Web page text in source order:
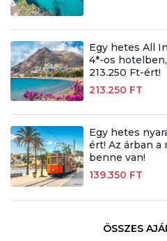
Egy hetes All
4*-os
213.250 Ft-ért!
213.250 FT
Egy hetes
ért! Az árban a
benne van!
139.350 FT
ÖSSZES